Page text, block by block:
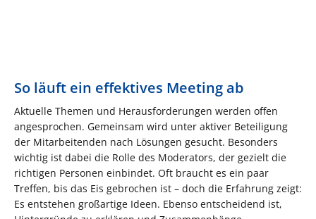
So läuft ein effektives Meeting ab
Aktuelle Themen und Herausforderungen werden offen
angesprochen. Gemeinsam wird unter aktiver Beteiligung
der Mitarbeitenden nach Lösungen gesucht. Besonders
wichtig ist dabei die Rolle des Moderators, der gezielt die
richtigen Personen einbindet. Oft braucht es ein paar
Treffen, bis das Eis gebrochen ist – doch die Erfahrung zeigt:
Es entstehen großartige Ideen. Ebenso entscheidend ist,